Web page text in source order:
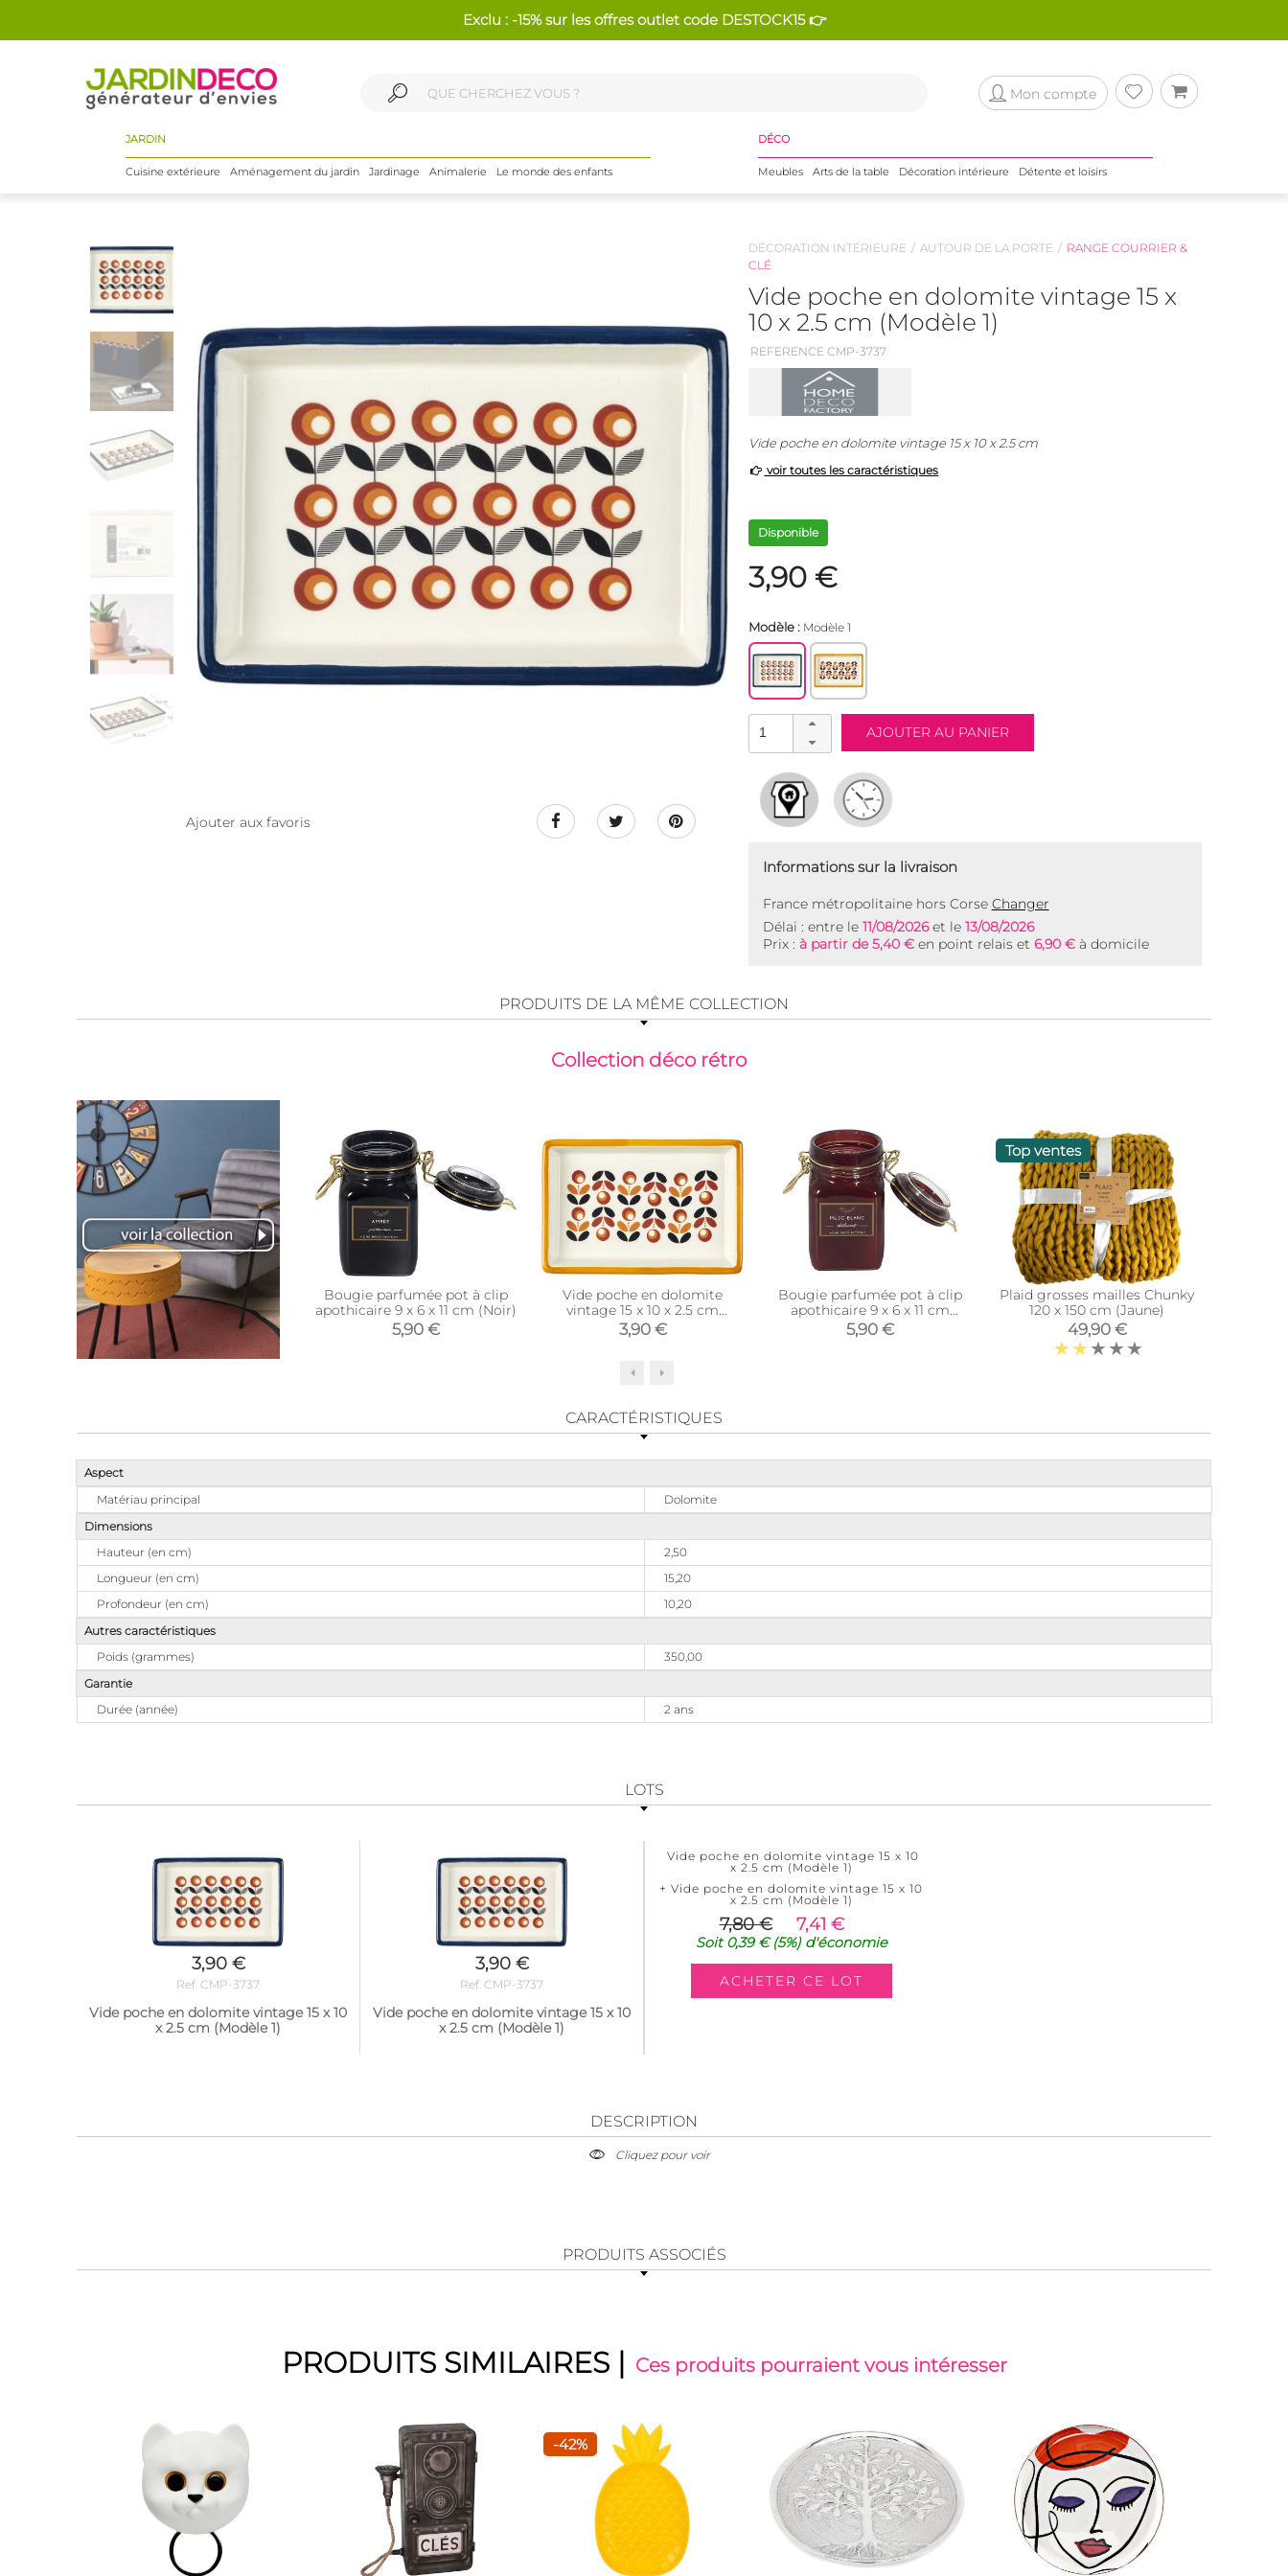
Exclu : -15% sur les offres outlet code DESTOCK15 👉
Mon compte
JARDIN
Cuisine extérieure Aménagement du jardin Jardinage Animalerie Le monde des enfants
DÉCO
Meubles Arts de la table Décoration intérieure Détente et loisirs
Ajouter aux favoris
DÉCORATION INTÉRIEURE AUTOUR DE LA PORTE
RANGE COURRIER &
CLÉ
Vide poche en dolomite vintage 15 x
10 x 2.5 cm (Modèle 1)
REFERENCE CMP-3737
Vide poche en dolomite vintage 15 x 10 x 2.5 cm
voir toutes les caractéristiques
Disponible
3,90 €
Modèle : Modèle 1
Informations sur la livraison
France métropolitaine hors Corse Changer
Délai : entre le 11/08/2026et le 13/08/2026
Prix : à partir de 5,40 € en point relais et 6,90 €à domicile
PRODUITS DE LA MÊME COLLECTION
Collection déco rétro
Bougie parfumée pot à clip
apothicaire 9 x 6 x 11 cm (Noir)
5,90 €
Vide poche en dolomite
vintage 15 x 10 x 2.5 cm
(Modèle 3)
3,90 €
Bougie parfumée pot à clip
apothicaire 9 x 6 x 11 cm
(Cannelle)
5,90 €
Top ventes
Plaid grosses mailles Chunky
120 x 150 cm (Jaune)
49,90 €
CARACTÉRISTIQUES
Aspect
Matériau principal
Dolomite
Dimensions
Hauteur (en cm)
2,50
Longueur (en cm)
15,20
Profondeur (en cm)
10,20
Autres caractéristiques
Poids (grammes)
350,00
Garantie
Durée (année)
2 ans
LOTS
3,90 €
Ref. CMP-3737
Vide poche en dolomite vintage 15 x 10
x 2.5 cm (Modèle 1)
3,90 €
Ref. CMP-3737
Vide poche en dolomite vintage 15 x 10
x 2.5 cm (Modèle 1)
Vide poche en dolomite vintage 15 x 10
x 2.5 cm (Modèle 1)
+ Vide poche en dolomite vintage 15 x 10
x 2.5 cm (Modèle 1)
7,80 € 7,41 €
Soit0,39 €(5%)d'économie
DESCRIPTION
Cliquez pour voir
PRODUITS ASSOCIÉS
PRODUITS SIMILAIRES | Ces produits pourraient vous intéresser
-42%